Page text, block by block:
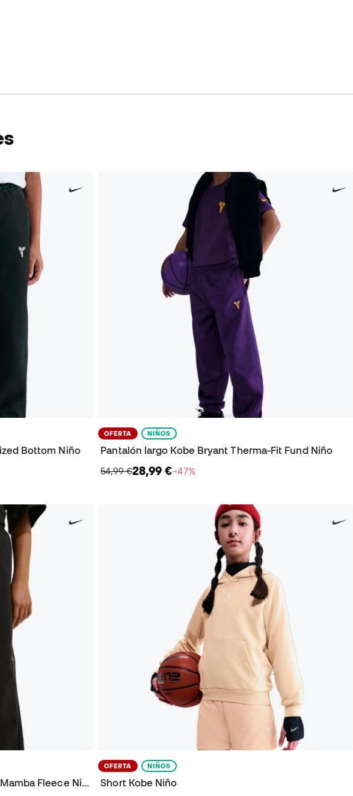
Bottom Niño
OFERTA NIÑOS
Pantalón largo Kobe Bryant Therma-Fit Fund Niño
54,99 €28,99 €−47%
Pantalón largo Kobe Bryant Dri-FIT Mamba Fleece Niño
OFERTA NIÑOS
Short Kobe Niño